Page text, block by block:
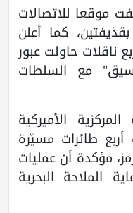
موقعا للاتصالات
كما أعلن
ناقلات حاولت عبور
مع السلطات
الأميركية
طائرات مسيّرة
مؤكدة أن عمليات
الملاحة البحرية